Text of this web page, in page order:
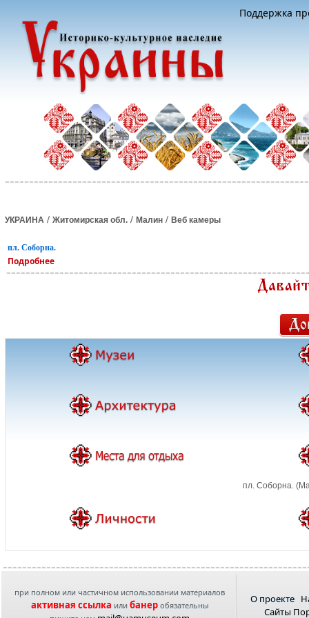
Поддержка
УКРАИНА / Житомирская обл. / Малин / Веб камеры
пл. Соборна.
Подробнее
пл. Соборна.
при полном или частичном использовании материалов
активная ссылка или банеробязательны
О проекте
Сайты